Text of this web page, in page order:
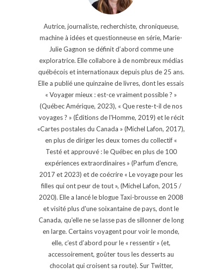
Autrice, journaliste, recherchiste, chroniqueuse,
machine à idées et questionneuse en série, Marie-
Julie Gagnon se définit d’abord comme une
exploratrice. Elle collabore à de nombreux médias
québécois et internationaux depuis plus de 25 ans.
Elle a publié une quinzaine de livres, dont les essais
« Voyager mieux : est-ce vraiment possible ? »
(Québec Amérique, 2023), « Que reste-t-il de nos
voyages ? » (Éditions de l'Homme, 2019) et le récit
«Cartes postales du Canada » (Michel Lafon, 2017),
en plus de diriger les deux tomes du collectif «
Testé et approuvé : le Québec en plus de 100
expériences extraordinaires » (Parfum d'encre,
2017 et 2023) et de coécrire « Le voyage pour les
filles qui ont peur de tout », (Michel Lafon, 2015 /
2020). Elle a lancé le blogue Taxi-brousse en 2008
et visité plus d'une soixantaine de pays, dont le
Canada, qu'elle ne se lasse pas de sillonner de long
en large. Certains voyagent pour voir le monde,
elle, c’est d’abord pour le « ressentir » (et,
accessoirement, goûter tous les desserts au
chocolat qui croisent sa route). Sur Twitter,